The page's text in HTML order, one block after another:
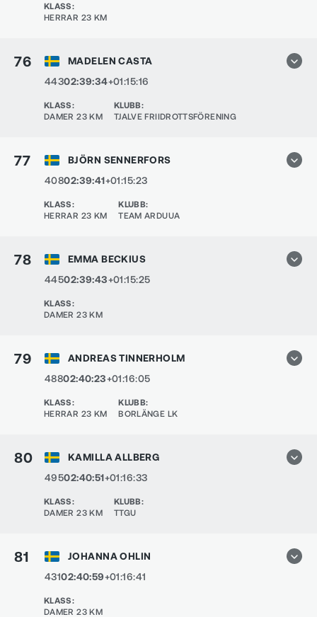
KLASS:
HERRAR 23 KM
76
MADELEN CASTA
44302:39:34+01:15:16
KLASS:
DAMER 23 KM
KLUBB:
TJALVE FRIIDROTTSFÖRENING
77
BJÖRN SENNERFORS
40802:39:41+01:15:23
KLASS:
HERRAR 23 KM
KLUBB:
TEAM ARDUUA
78
EMMA BECKIUS
44502:39:43+01:15:25
KLASS:
DAMER 23 KM
79
ANDREAS TINNERHOLM
48802:40:23+01:16:05
KLASS:
HERRAR 23 KM
KLUBB:
BORLÄNGE LK
80
KAMILLA ALLBERG
49502:40:51+01:16:33
KLASS:
DAMER 23 KM
KLUBB:
TTGU
81
JOHANNA OHLIN
43102:40:59+01:16:41
KLASS:
DAMER 23 KM